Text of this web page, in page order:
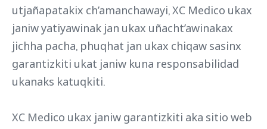
utjañapatakix ch’amanchawayi, XC Medico ukax
janiw yatiyawinak jan ukax uñacht’awinakax
jichha pacha, phuqhat jan ukax chiqaw sasinx
garantizkiti ukat janiw kuna responsabilidad
ukanaks katuqkiti.
XC Medico ukax janiw garantizkiti aka sitio web